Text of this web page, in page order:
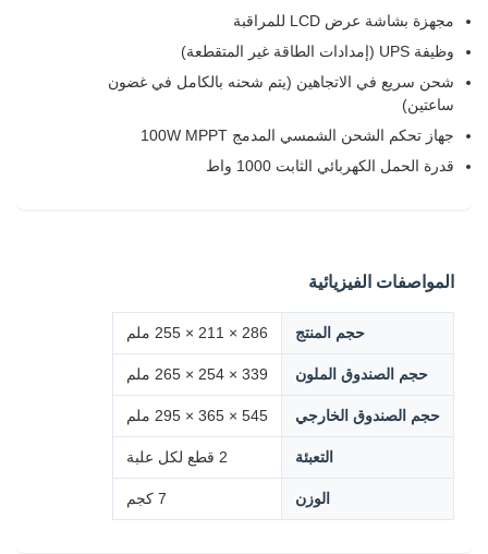
مجهزة بشاشة عرض LCD للمراقبة
وظيفة UPS (إمدادات الطاقة غير المتقطعة)
شحن سريع في الاتجاهين (يتم شحنه بالكامل في غضون
ساعتين)
جهاز تحكم الشحن الشمسي المدمج 100W MPPT
قدرة الحمل الكهربائي الثابت 1000 واط
المواصفات الفيزيائية
حجم المنتج 286 × 211 × 255 ملم
حجم الصندوق الملون 339 × 254 × 265 ملم
حجم الصندوق الخارجي 545 × 365 × 295 ملم
التعبئة 2 قطع لكل علبة
الوزن 7 كجم